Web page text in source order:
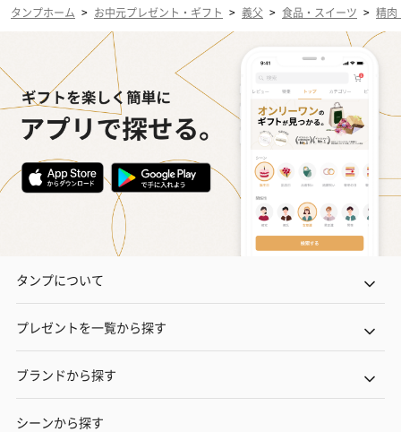
タンプホーム > お中元プレゼント・ギフト > 義父 > 食品・スイーツ > 精肉
タンプについて
プレゼントを一覧から探す
ブランドから探す
シーンから探す